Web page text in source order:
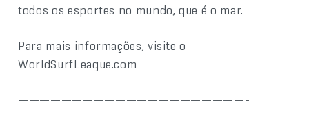
todos os esportes no mundo, que é o mar.
Para mais informações, visite o
WorldSurfLeague.com
—————————————————————-